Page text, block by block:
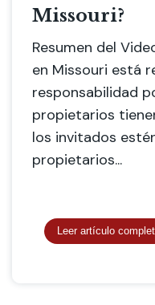
Missouri?
Resumen del
en Missouri está
responsabilidad
propietarios
los invitados
propietarios...
Leer artículo